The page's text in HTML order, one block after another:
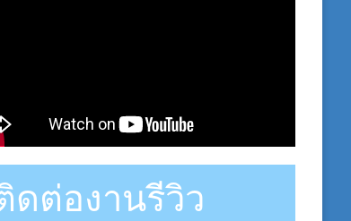
ดต่องานรีวิว